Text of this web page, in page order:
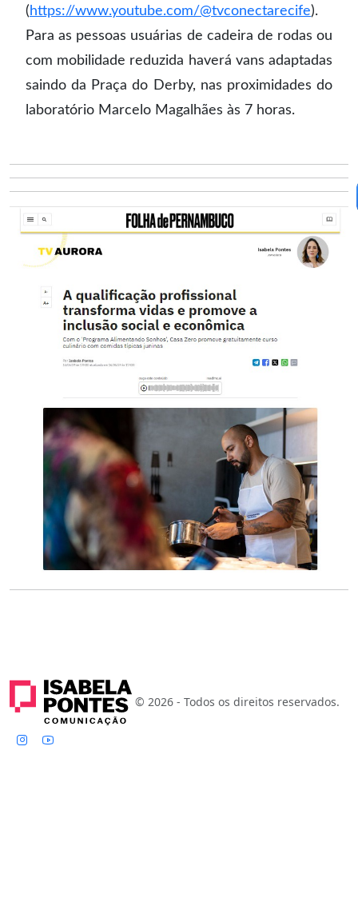
( https://www.youtube.com/@tvconectarecife).
Para as pessoas usuárias de cadeira de rodas ou
com mobilidade reduzida haverá vans adaptadas
saindo da Praça do Derby, nas proximidades do
laboratório Marcelo Magalhães às 7 horas.
© 2026 - Todos os direitos reservados.